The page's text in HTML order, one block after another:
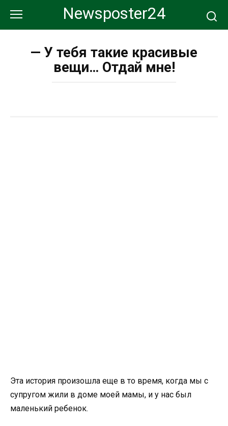
контенту
Newsposter24
— У тебя такие красивые
вещи… Отдай мне!
Эта история произошла еще в то время, когда мы с
супругом жили в доме моей мамы, и у нас был
маленький ребенок.